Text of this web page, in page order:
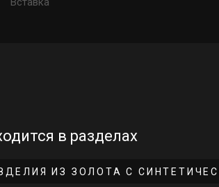
в разделах
ИЗ ЗОЛОТА С